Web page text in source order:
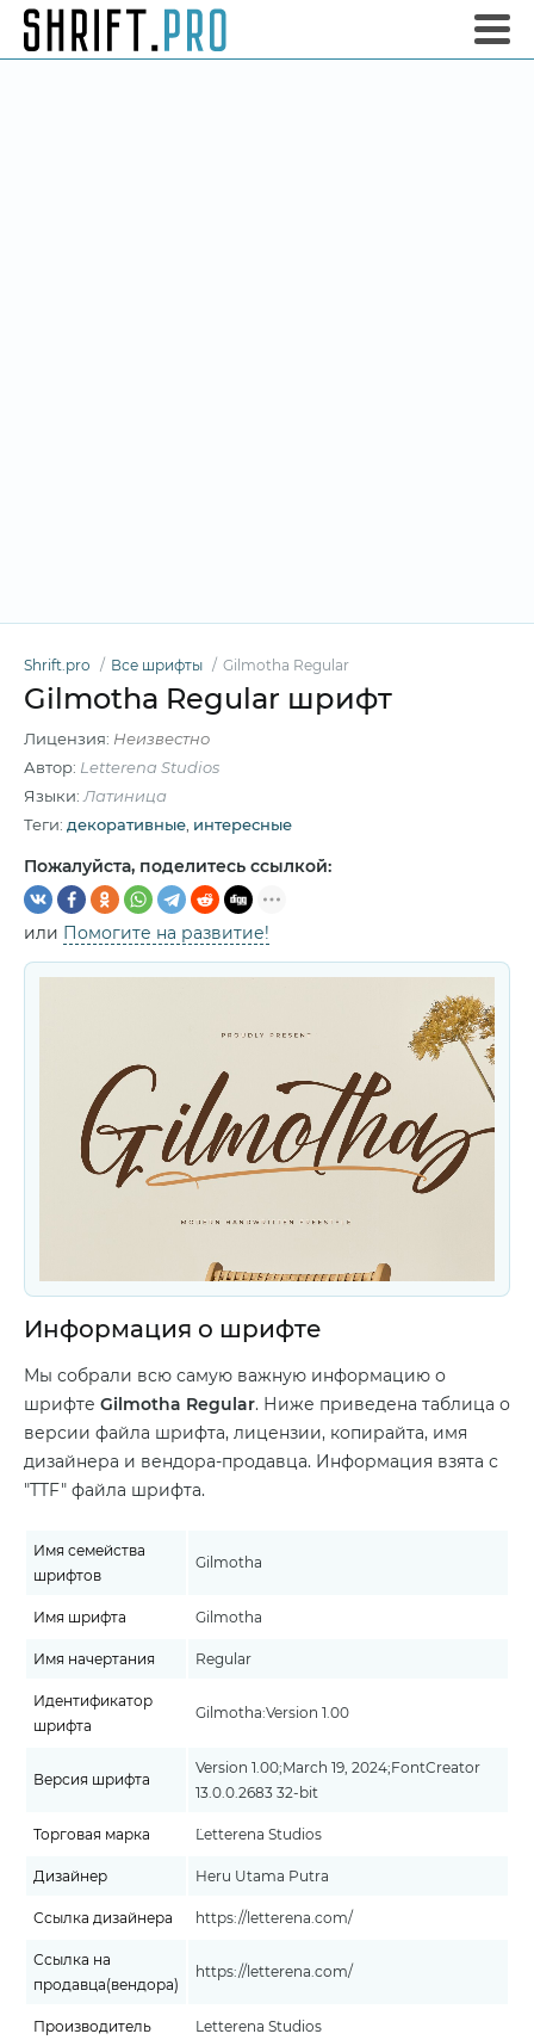
Shrift.pro Все шрифты Gilmotha Regular
Gilmotha Regular шрифт
Лицензия: Неизвестно
Автор: Letterena Studios
Языки: Латиница
Теги: декоративные интересные
Пожалуйста, поделитесь ссылкой:
или Помогите на развитие!
Информация о шрифте
Мы собрали всю самую важную информацию о
шрифте Gilmotha Regular. Ниже приведена таблица о
версии файла шрифта, лицензии, копирайта, имя
дизайнера и вендора-продавца. Информация взята с
"TTF" файла шрифта.
Имя семейства
шрифтов
Gilmotha
Имя шрифта Gilmotha
Имя начертания Regular
Идентификатор
шрифта
Gilmotha:Version 1.00
Версия шрифта
Version 1.00;March 19, 2024;FontCreator
13.0.0.2683 32-bit
Торговая марка ¨Letterena Studios
Дизайнер Heru Utama Putra
Ссылка дизайнера https://letterena.com/
Ссылка на
продавца(вендора)
https://letterena.com/
Производитель Letterena Studios